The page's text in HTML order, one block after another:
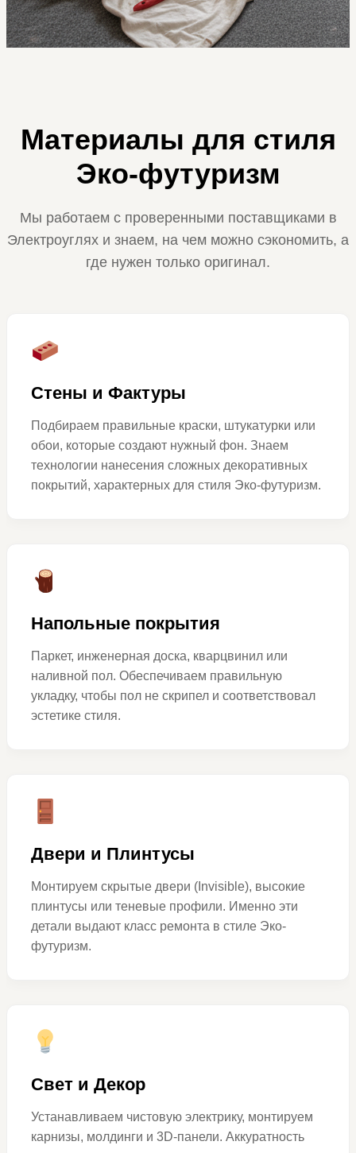
Материалы для стиля
Эко-футуризм
Мы работаем с проверенными поставщиками в
Электроуглях и знаем, на чем можно сэкономить, а
где нужен только оригинал.
Стены и Фактуры
Подбираем правильные краски, штукатурки или
обои, которые создают нужный фон. Знаем
технологии нанесения сложных декоративных
покрытий, характерных для стиля Эко-футуризм.
Напольные покрытия
Паркет, инженерная доска, кварцвинил или
наливной пол. Обеспечиваем правильную
укладку, чтобы пол не скрипел и соответствовал
эстетике стиля.
Двери и Плинтусы
Монтируем скрытые двери (Invisible), высокие
плинтусы или теневые профили. Именно эти
детали выдают класс ремонта в стиле Эко-
футуризм.
Свет и Декор
Устанавливаем чистовую электрику, монтируем
карнизы, молдинги и 3D-панели. Аккуратность